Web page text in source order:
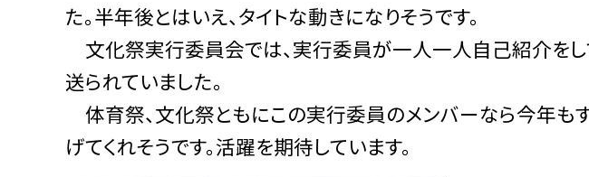
た。半年後とはいえ、タイトな動きになりそうです。
文化祭実行委員会では、実行委員が一人一人自己紹介をし
送られていました。
体育祭、文化祭ともにこの実行委員のメンバーなら今年も
げてくれそうです。活躍を期待しています。